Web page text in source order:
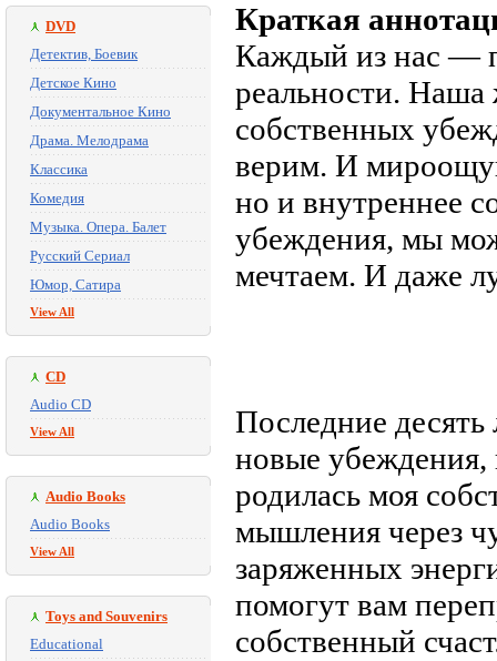
DVD
Детектив, Боевик
Детское Кино
Документальное Кино
Драма. Мелодрама
Классика
Комедия
Музыка. Опера. Балет
Русский Сериал
Юмор, Сатира
View All
CD
Audio CD
View All
Audio Books
Audio Books
View All
Toys and Souvenirs
Educational
Краткая
Каждый из нас —
реальности.
собственных
верим. И
но и внутреннее
убеждения, мы
мечтаем. И даже
Последние десять
новые убеждения,
родилась моя
мышления через
заряженных
помогут вам
собственный